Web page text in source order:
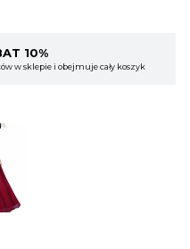
Rabat dotyczy wszystkich